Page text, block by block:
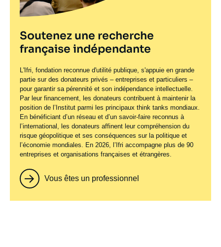
Soutenez une recherche
française indépendante
L'Ifri, fondation reconnue d'utilité publique, s'appuie en grande
partie sur des donateurs privés – entreprises et particuliers –
pour garantir sa pérennité et son indépendance intellectuelle.
Par leur financement, les donateurs contribuent à maintenir la
position de l’Institut parmi les principaux think tanks mondiaux.
En bénéficiant d’un réseau et d’un savoir-faire reconnus à
l’international, les donateurs affinent leur compréhension du
risque géopolitique et ses conséquences sur la politique et
l’économie mondiales. En 2026, l’Ifri accompagne plus de 90
entreprises et organisations françaises et étrangères.
Vous êtes un professionnel